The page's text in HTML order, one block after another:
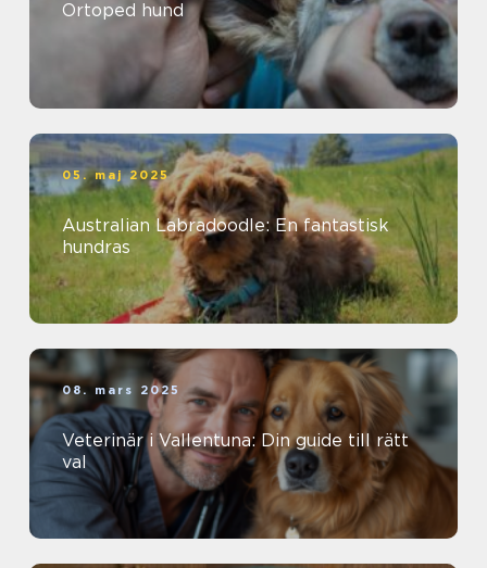
Ortoped hund
05. maj 2025
Australian Labradoodle: En fantastisk
hundras
08. mars 2025
Veterinär i Vallentuna: Din guide till rätt
val